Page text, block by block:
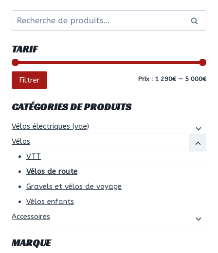
produit
plusieurs
Les
options
peuvent
être
choisies
sur
la
page
produit
Recherche
TARIF
Prix
Prix
Filtrer Prix : 1 290€ — 5 000€
CATÉGORIES DE PRODUITS
Vélos électriques (vae)
Vélos
VTT
Vélos de route
Gravels et vélos de voyage
Vélos enfants
Accessoires
MARQUE